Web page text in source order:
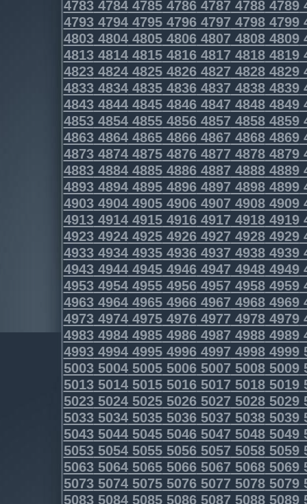
4783478447854786478747884789
4793479447954796479747984799
4803480448054806480748084809
4813481448154816481748184819
4823482448254826482748284829
4833483448354836483748384839
4843484448454846484748484849
4853485448554856485748584859
4863486448654866486748684869
4873487448754876487748784879
4883488448854886488748884889
4893489448954896489748984899
4903490449054906490749084909
4913491449154916491749184919
4923492449254926492749284929
4933493449354936493749384939
4943494449454946494749484949
4953495449554956495749584959
4963496449654966496749684969
4973497449754976497749784979
4983498449854986498749884989
4993499449954996499749984999
5003500450055006500750085009
5013501450155016501750185019
5023502450255026502750285029
5033503450355036503750385039
5043504450455046504750485049
5053505450555056505750585059
5063506450655066506750685069
5073507450755076507750785079
5083508450855086508750885089